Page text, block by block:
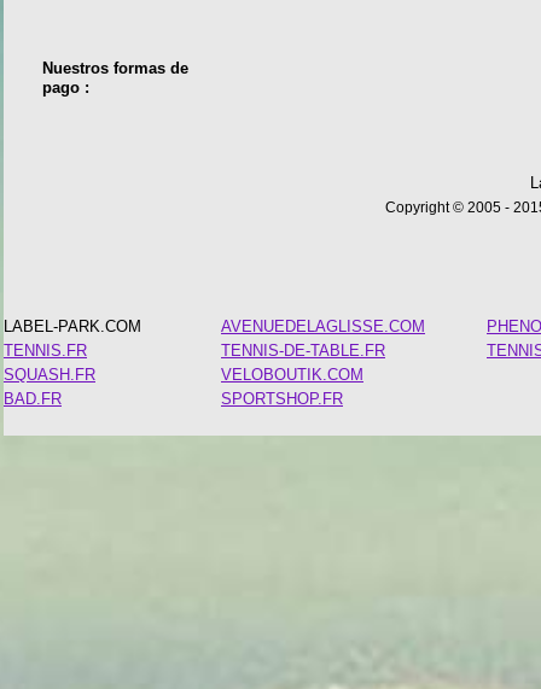
Nuestros formas de
pago :
Copyright © 2005 -
LABEL-PARK.COM
TENNIS.FR
SQUASH.FR
BAD.FR
AVENUEDELAGLISSE.COM
TENNIS-DE-TABLE.FR
VELOBOUTIK.COM
SPORTSHOP.FR